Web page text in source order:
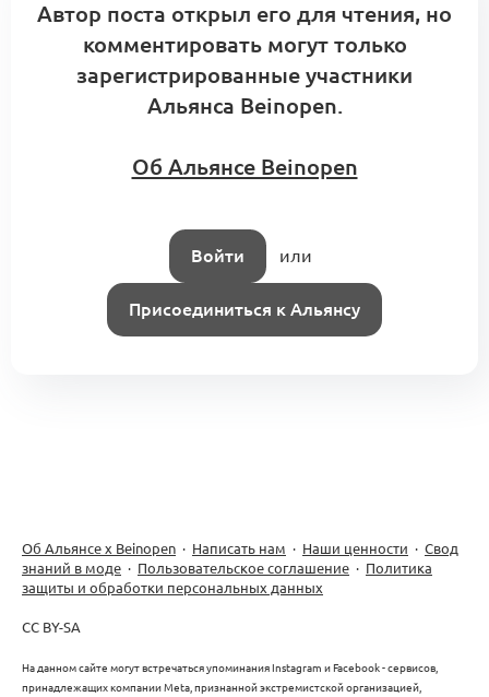
Поиск и первичная квалификация
производства (KA4.3.1)
5 комментариев
Брендинг и маркетинг
Автор поста открыл его для чтения, но
комментировать могут только
зарегистрированные участники
Альянса Beinopen.
Об Альянсе Beinopen
Войти или
Присоединиться к Альянсу
Об Альянсе х Beinopen · Написать нам · Наши ценности · Свод
знаний в моде · Пользовательское соглашение · Политика
защиты и обработки персональных данных
CC BY-SA
На данном сайте могут встречаться упоминания Instagram и Facebook - сервисов,
принадлежащих компании Meta, признанной экстремистской организацией,